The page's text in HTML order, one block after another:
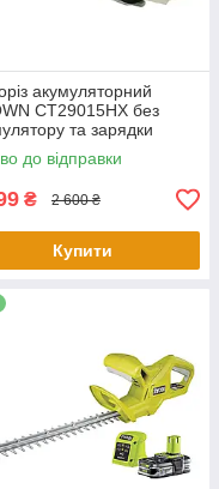
акумуляторний
CT29015HX без
та зарядки
до відправки
₴ 2 600 ₴
Купити